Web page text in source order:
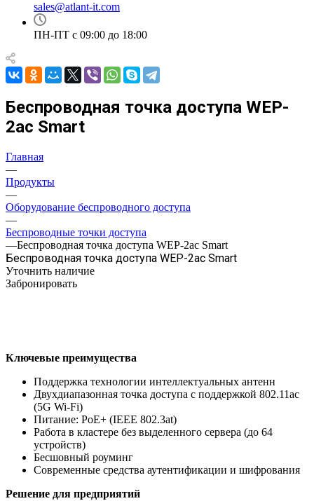
sales@atlant-it.com
ПН-ПТ с 09:00 до 18:00
Беспроводная точка доступа WEP-
2ac Smart
Главная
—
Продукты
—
Оборудование беспроводного доступа
—
Беспроводные точки доступа
—Беспроводная точка доступа WEP-2ac Smart
Беспроводная точка доступа WEP-2ac Smart
Уточнить наличие
Забронировать
Ключевые преимущества
Поддержка технологии интеллектуальных антенн
Двухдиапазонная точка доступа с поддержкой 802.11ac
(5G Wi-Fi)
Питание: PoE+ (IEEE 802.3at)
Работа в кластере без выделенного сервера (до 64
устройств)
Бесшовный роуминг
Современные средства аутентификации и шифрования
Решение для предприятий